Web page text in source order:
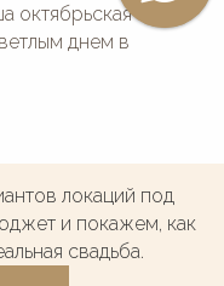
октябрьская
днем в
локаций под
и покажем, как
свадьба.